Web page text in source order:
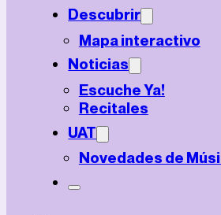
Descubrir
Mapa interactivo
Noticias
Escuche Ya!
Recitales
UAT
Novedades de